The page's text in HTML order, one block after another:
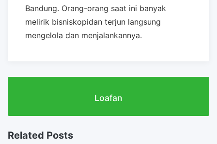
Bandung. Orang-orang saat ini banyak
melirik bisniskopidan terjun langsung
mengelola dan menjalankannya.
Loafan
Related Posts